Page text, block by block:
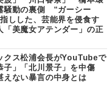
騒動の裏側 “ガーシー
しした、芸能界を侵食す
「美魔女アテンダー」の正
クス松浦会長がYouTubeで
子」「北川景子」を中傷
えない暴言の中身とは